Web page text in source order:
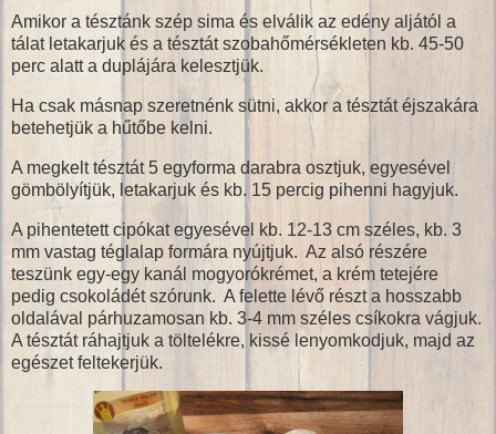
Amikor a tésztánk szép sima és elválik az edény aljától a
tálat letakarjuk és a tésztát szobahőmérsékleten kb. 45-50
perc alatt a duplájára kelesztjük.
Ha csak másnap szeretnénk sütni, akkor a tésztát éjszakára
betehetjük a hűtőbe kelni.
A megkelt tésztát 5 egyforma darabra osztjuk, egyesével
gömbölyítjük, letakarjuk és kb. 15 percig pihenni hagyjuk.
A pihentetett cipókat egyesével kb. 12-13 cm széles, kb. 3
mm vastag téglalap formára nyújtjuk. Az alsó részére
teszünk egy-egy kanál mogyorókrémet, a krém tetejére
pedig csokoládét szórunk. A felette lévő részt a hosszabb
oldalával párhuzamosan kb. 3-4 mm széles csíkokra vágjuk.
A tésztát ráhajtjuk a töltelékre, kissé lenyomkodjuk, majd az
egészet feltekerjük.